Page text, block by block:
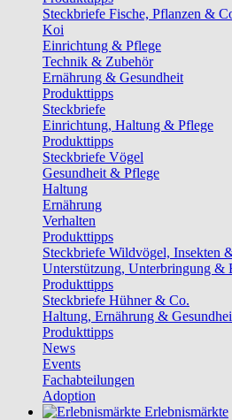
Steckbriefe Fische, Pflanzen &
Koi
Einrichtung & Pflege
Technik & Zubehör
Ernährung & Gesundheit
Produkttipps
Steckbriefe
Einrichtung, Haltung & Pflege
Produkttipps
Steckbriefe Vögel
Gesundheit & Pflege
Haltung
Ernährung
Verhalten
Produkttipps
Steckbriefe Wildvögel, Insekten
Unterstützung, Unterbringung &
Produkttipps
Steckbriefe Hühner & Co.
Haltung, Ernährung &
Produkttipps
News
Events
Fachabteilungen
Adoption
Erlebnismärkte